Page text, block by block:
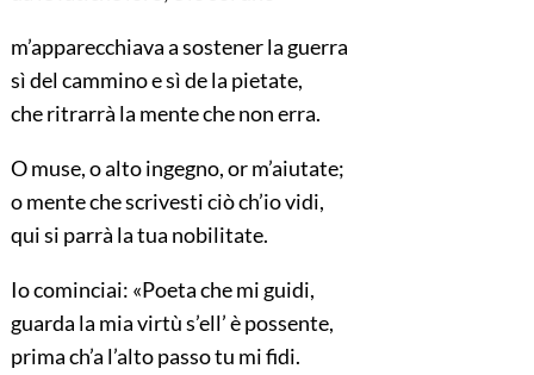
m’apparecchiava a sostener la guerra
sì del cammino e sì de la pietate,
che ritrarrà la mente che non erra.
O muse, o alto ingegno, or m’aiutate;
o mente che scrivesti ciò ch’io vidi,
qui si parrà la tua nobilitate.
Io cominciai: «Poeta che mi guidi,
guarda la mia virtù s’ell’ è possente,
prima ch’a l’alto passo tu mi fidi.